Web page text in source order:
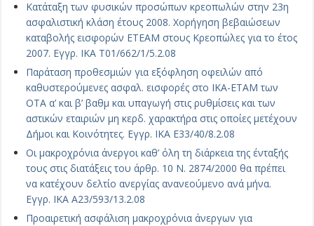
Κατάταξη των φυσικών προσώπων κρεοπωλών στην 23η
ασφαλιστική κλάση έτους 2008. Χορήγηση βεβαιώσεων
καταβολής εισφορών ΕΤΕΑΜ στους Κρεοπώλες για το έτος
2007. Εγγρ. ΙΚΑ Τ01/662/1/5.2.08
Παράταση προθεσμιών για εξόφληση οφειλών από
καθυστερούμενες ασφαλ. εισφορές στο ΙΚΑ-ΕΤΑΜ των
ΟΤΑ α’ και β’ βαθμ και υπαγωγή στις ρυθμίσεις και των
αστικών εταιριών μη κερδ. χαρακτήρα στις οποίες μετέχουν
Δήμοι και Κοινότητες. Εγγρ. ΙΚΑ Ε33/40/8.2.08
Οι μακροχρόνια άνεργοι καθ’ όλη τη διάρκεια της ένταξής
τους στις διατάξεις του άρθρ. 10 Ν. 2874/2000 θα πρέπει
να κατέχουν δελτίο ανεργίας ανανεούμενο ανά μήνα.
Εγγρ. ΙΚΑ Α23/593/13.2.08
Προαιρετική ασφάλιση μακροχρόνια άνεργων για